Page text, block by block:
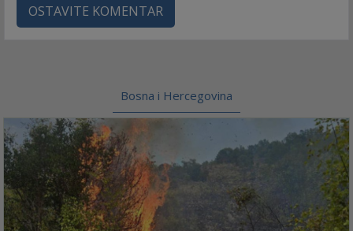
OSTAVITE KOMENTAR
Bosna i Hercegovina